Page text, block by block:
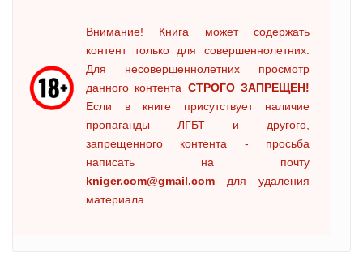
Внимание! Книга может содержать
контент только для совершеннолетних.
Для несовершеннолетних просмотр
данного контента СТРОГО ЗАПРЕЩЕН!
Если в книге присутствует наличие
пропаганды ЛГБТ и другого,
запрещенного контента - просьба
написать на почту
kniger.com@gmail.com для удаления
материала